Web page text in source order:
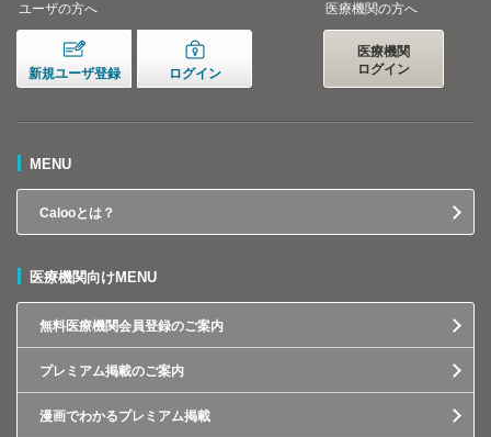
ユーザの方へ
新規ユーザ登録 ログイン
医療機関の方へ
医療機関
ログイン
MENU
Calooとは？
医療機関向けMENU
無料医療機関会員登録のご案内
プレミアム掲載のご案内
漫画でわかるプレミアム掲載